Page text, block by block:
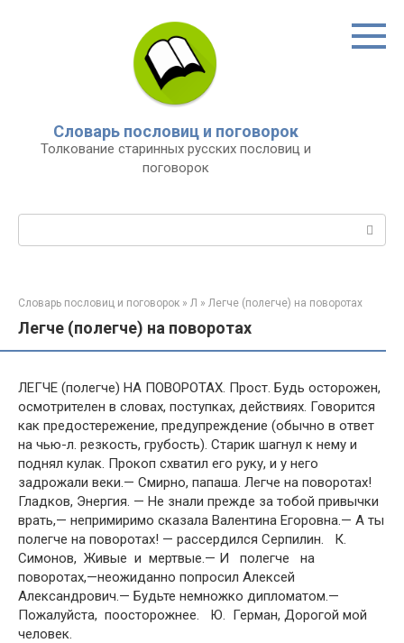
Словарь пословиц и поговорок
Толкование старинных русских пословиц и
поговорок
Словарь пословиц и поговорок » Л » Легче (полегче) на поворотах
Легче (полегче) на поворотах
ЛЕГЧЕ (полегче) НА ПОВОРОТАХ. Прост. Будь осторожен,
осмотрителен в словах, поступках, действиях. Говорится
как предостережение, предупреждение (обычно в ответ
на чью-л. резкость, грубость). Старик шагнул к нему и
поднял кулак. Прокоп схватил его руку, и у него
задрожали веки.— Смирно, папаша. Легче на поворотах!
Гладков, Энергия. — Не знали прежде за тобой привычки
врать,— непримиримо сказала Валентина Егоровна.— А ты
полегче на поворотах! — рассердился Серпилин. К.
Симонов, Живые и мертвые.— И полегче на
поворотах,—неожиданно попросил Алексей
Александрович.— Будьте немножко дипломатом.—
Пожалуйста, поосторожнее. Ю. Герман, Дорогой мой
человек.